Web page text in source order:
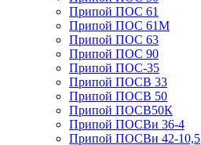
Припой ПОС 61
Припой ПОС 61М
Припой ПОС 63
Припой ПОС 90
Припой ПОС-35
Припой ПОСВ 33
Припой ПОСВ 50
Припой ПОСВ50К
Припой ПОСВи 36-4
Припой ПОСВи 42-10,5